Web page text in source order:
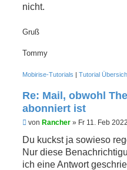
nicht.
Gruß
Tommy
Mobirise-Tutorials | Tutorial
Re: Mail, obwohl
abonniert ist
U
g
l
e
von Rancher » Fr 11. Feb
Du kuckst ja sowieso
Nur diese
ich eine Antwort